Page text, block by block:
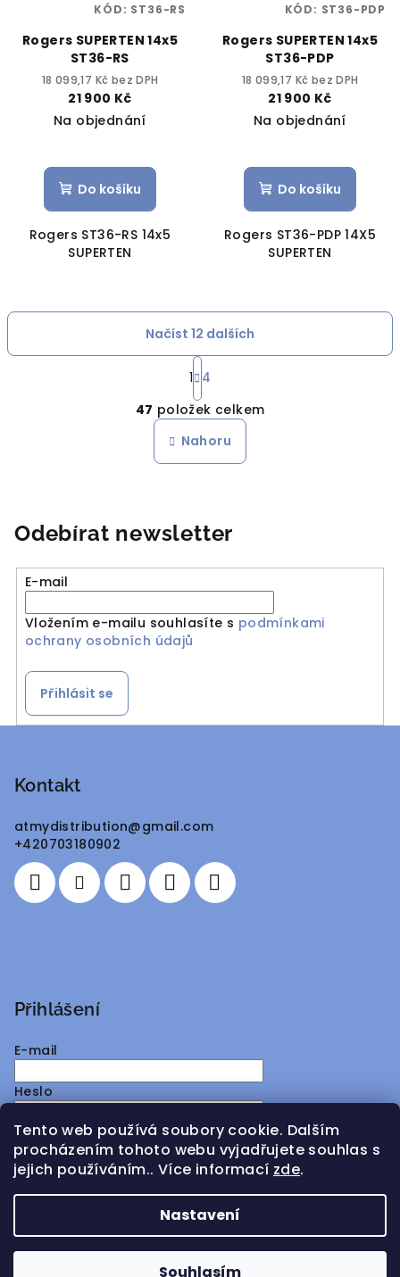
Tento web používá soubory cookie. Dalším
procházením tohoto webu vyjadřujete souhlas s
jejich používáním.. Více informací zde.
Nastavení
Souhlasím
Rogers SUPERTEN 14x5
ST36-RS
18 099,17 Kč bez DPH
21 900 Kč
Na objednání
Do košíku
Rogers ST36-RS 14x5
SUPERTEN
KÓD: ST36-RS
Rogers SUPERTEN 14x5
ST36-PDP
18 099,17 Kč bez DPH
21 900 Kč
Na objednání
Do košíku
Rogers ST36-PDP 14X5
SUPERTEN
KÓD: ST36-PDP
O
v
l
á
í
k
i
Načíst 12 dalších
S
t
r
á
n
k
o
í
1 4
47 položek celkem
Nahoru
Odebírat newsletter
E-mail
Vložením e-mailu souhlasíte s podmínkami
ochrany osobních údajů
Přihlásit se
Kontakt
atmydistribution@gmail.com
+420703180902
Přihlášení
E-mail
Heslo
Přihlásit se
Nová registraceZapomenuté heslo